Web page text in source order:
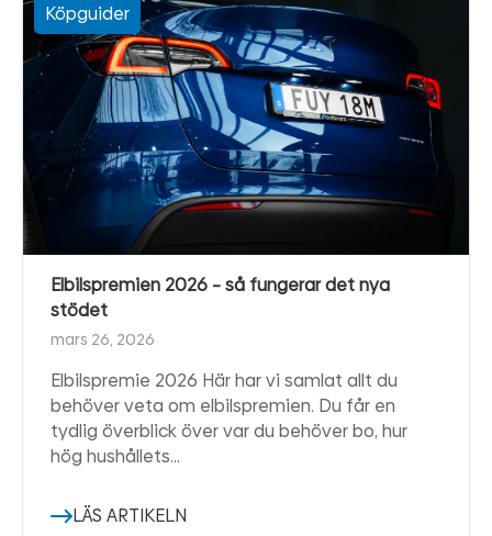
Köpguider
Elbilspremien 2026 – så fungerar det nya
stödet
mars 26, 2026
Elbilspremie 2026 Här har vi samlat allt du
behöver veta om elbilspremien. Du får en
tydlig överblick över var du behöver bo, hur
hög hushållets…
LÄS ARTIKELN